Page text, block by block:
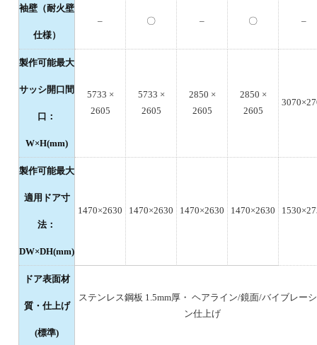
袖壁（耐火壁
仕様）
– 〇 – 〇 –
製作可能最大
サッシ開口間
口：
W×H(mm)
5733 ×
2605
5733 ×
2605
2850 ×
2605
2850 ×
2605
製作可能最大
適用ドア寸
法：
DW×DH(mm)
1470×2630 1470×2630 1470×2630 1470×2630
ドア表面材
質・仕上げ
(標準)
ステンレス鋼板 1.5mm厚・ ヘアライン/鏡面/バイブレー
ン仕上げ